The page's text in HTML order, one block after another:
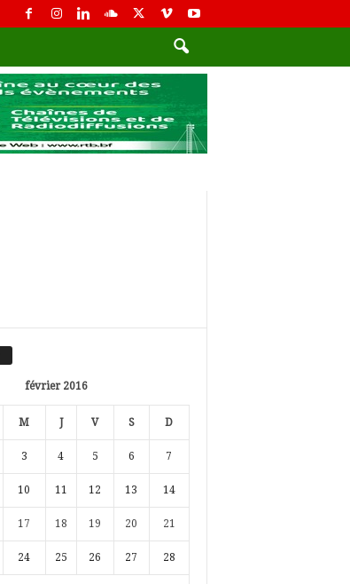
février 2016
M J V S D
3 4 5 6 7
10 11 12 13 14
17 18 19 20 21
24 25 26 27 28